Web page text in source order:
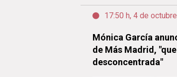
17:50 h, 4 de
Mónica García
de Más Madrid,
desconcentrada"